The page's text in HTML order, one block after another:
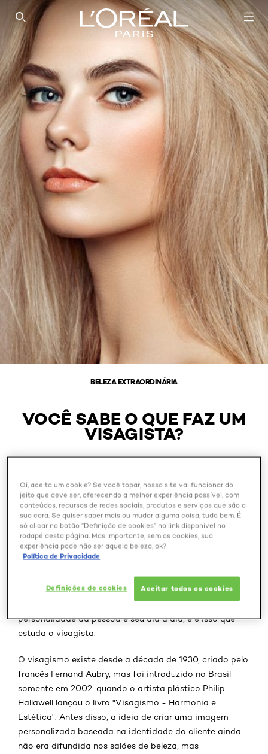
SEARCH THIS SITE
BELEZA EXTRAORDINÁRIA
VOCÊ SABE O QUE FAZ UM
VISAGISTA?
Em busca do cabelo dos sonhos, muitas mulheres se
inspiram em cortes de cabelo de celebridades para
conseguir esse desejo, mas nem sempre o resultado é o
esperado. Para fazer uma mudança capilar, é preciso
levar em conta o formato do rosto, o tipo de cabelo, a
personalidade da pessoa e seu dia a dia, e é isso que
estuda o visagista.
O visagismo existe desde a década de 1930, criado pelo
francês Fernand Aubry, mas foi introduzido no Brasil
somente em 2002, quando o artista plástico Philip
Hallawell lançou o livro "Visagismo - Harmonia e
Estética". Antes disso, a ideia de criar uma imagem
personalizada baseada na identidade do cliente ainda
não era difundida nos salões de beleza, mas
Oi, aceita um cookie? Se você topar, nosso site vai funcionar do
jeito que deve ser, oferecendo a melhor experiência possível, com
conteúdos, recursos de redes sociais, produtos e serviços que são a
sua cara. Se quiser saber mais ou mudar alguma coisa, tudo bem. É
só clicar no botão “Definição de cookies” no link disponível no
rodapé desta página. Mas importante, sem os cookies, sua
experiência pode não ser aquela beleza, ok?
Política de Privacidade
Definições de cookies Aceitar todos os cookies